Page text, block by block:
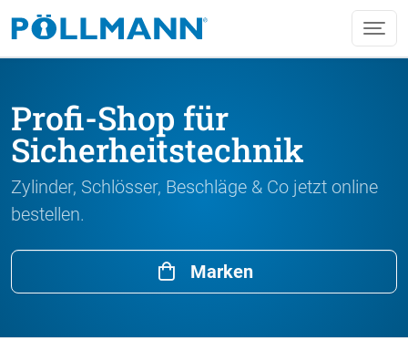
Profi-Shop für
Sicherheitstechnik
Zylinder, Schlösser, Beschläge & Co jetzt online
bestellen.
Marken